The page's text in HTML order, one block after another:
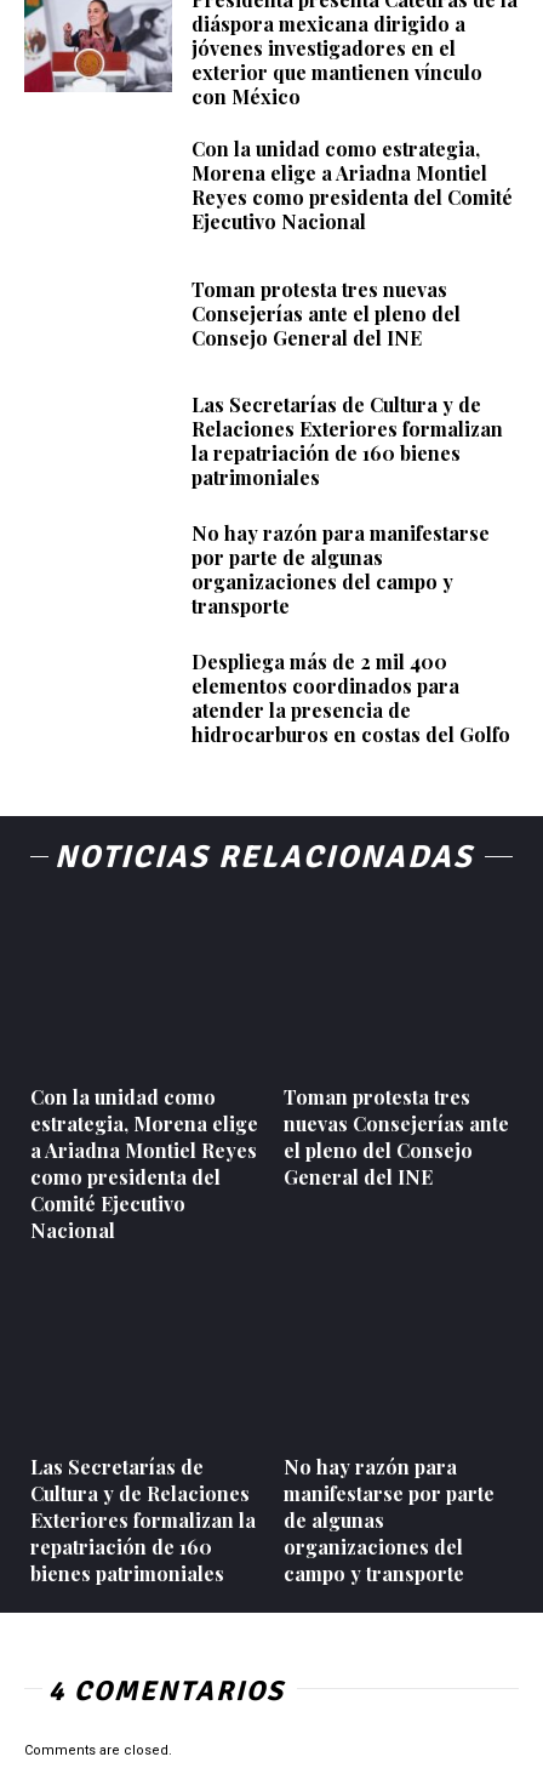
diáspora mexicana dirigido a
jóvenes investigadores en el
exterior que mantienen vínculo
con México
Con la unidad como estrategia,
Morena elige a Ariadna Montiel
Reyes como presidenta del Comité
Ejecutivo Nacional
Toman protesta tres nuevas
Consejerías ante el pleno del
Consejo General del INE
Las Secretarías de Cultura y de
Relaciones Exteriores formalizan
la repatriación de 160 bienes
patrimoniales
No hay razón para manifestarse
por parte de algunas
organizaciones del campo y
transporte
Despliega más de 2 mil 400
elementos coordinados para
atender la presencia de
hidrocarburos en costas del Golfo
NOTICIAS RELACIONADAS
Con la unidad como
estrategia, Morena elige
a Ariadna Montiel Reyes
como presidenta del
Comité Ejecutivo
Nacional
Toman protesta tres
nuevas Consejerías ante
el pleno del Consejo
General del INE
Las Secretarías de
Cultura y de Relaciones
Exteriores formalizan la
repatriación de 160
bienes patrimoniales
No hay razón para
manifestarse por parte
de algunas
organizaciones del
campo y transporte
4 COMENTARIOS
Comments are closed.